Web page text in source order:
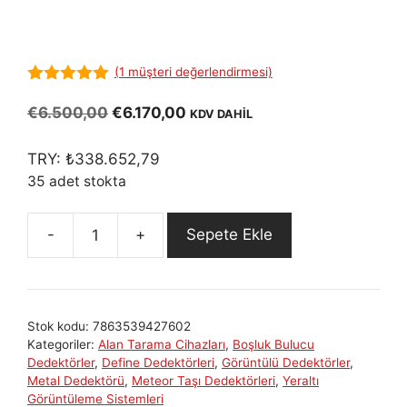
5
(1 müşteri değerlendirmesi)
€6.500,00 Orijinal
€6.500,00.
€6.170,00 Şu
KDV DAHİL
TRY: ₺338.652,79
35 adet stokta
OKM
5500
3D
Yeraltı
Görüntüleme
Sepete Ekle
Stok kodu: 7863539427602
Kategoriler: Alan Tarama Cihazları, Boşluk Bulucu
Dedektörler, Define Dedektörleri, Görüntülü Dedektörler,
Metal Dedektörü, Meteor Taşı Dedektörleri, Yeraltı
Görüntüleme Sistemleri